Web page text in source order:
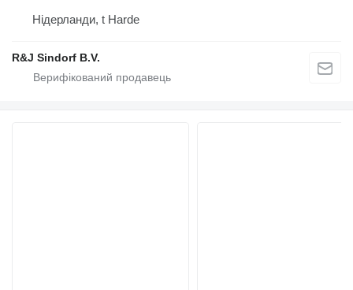
Нідерланди, t Harde
R&J Sindorf B.V.